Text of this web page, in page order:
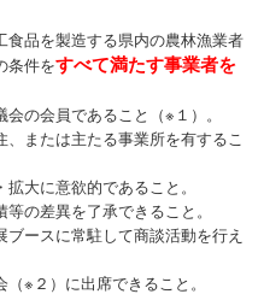
品を製造する県内の農林漁業者
条件をすべて満たす事業者を
の会員であること（※１）。
、または主たる事業所を有するこ
大に意欲的であること。
の差異を了承できること。
ブースに常駐して商談活動を行え
※２）に出席できること。